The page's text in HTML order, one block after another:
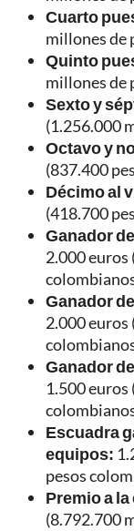
Cuarto
millones de
Quinto
millones de
Sexto y
(1.256.000
Octavo y
(837.400
Décimo al
(418.700
Ganador
2.000 euros
Ganador
2.000 euros
Ganador
1.500 euros
Escuadra
equipos:
pesos
Premio a
(8.792.700